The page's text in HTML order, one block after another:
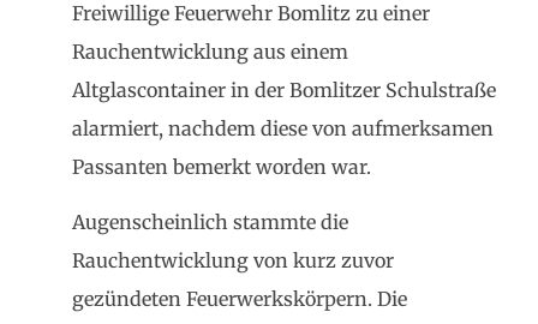
Freiwillige Feuerwehr Bomlitz zu einer
Rauchentwicklung aus einem
Altglascontainer in der Bomlitzer Schulstraße
alarmiert, nachdem diese von aufmerksamen
Passanten bemerkt worden war.
Augenscheinlich stammte die
Rauchentwicklung von kurz zuvor
gezündeten Feuerwerkskörpern. Die